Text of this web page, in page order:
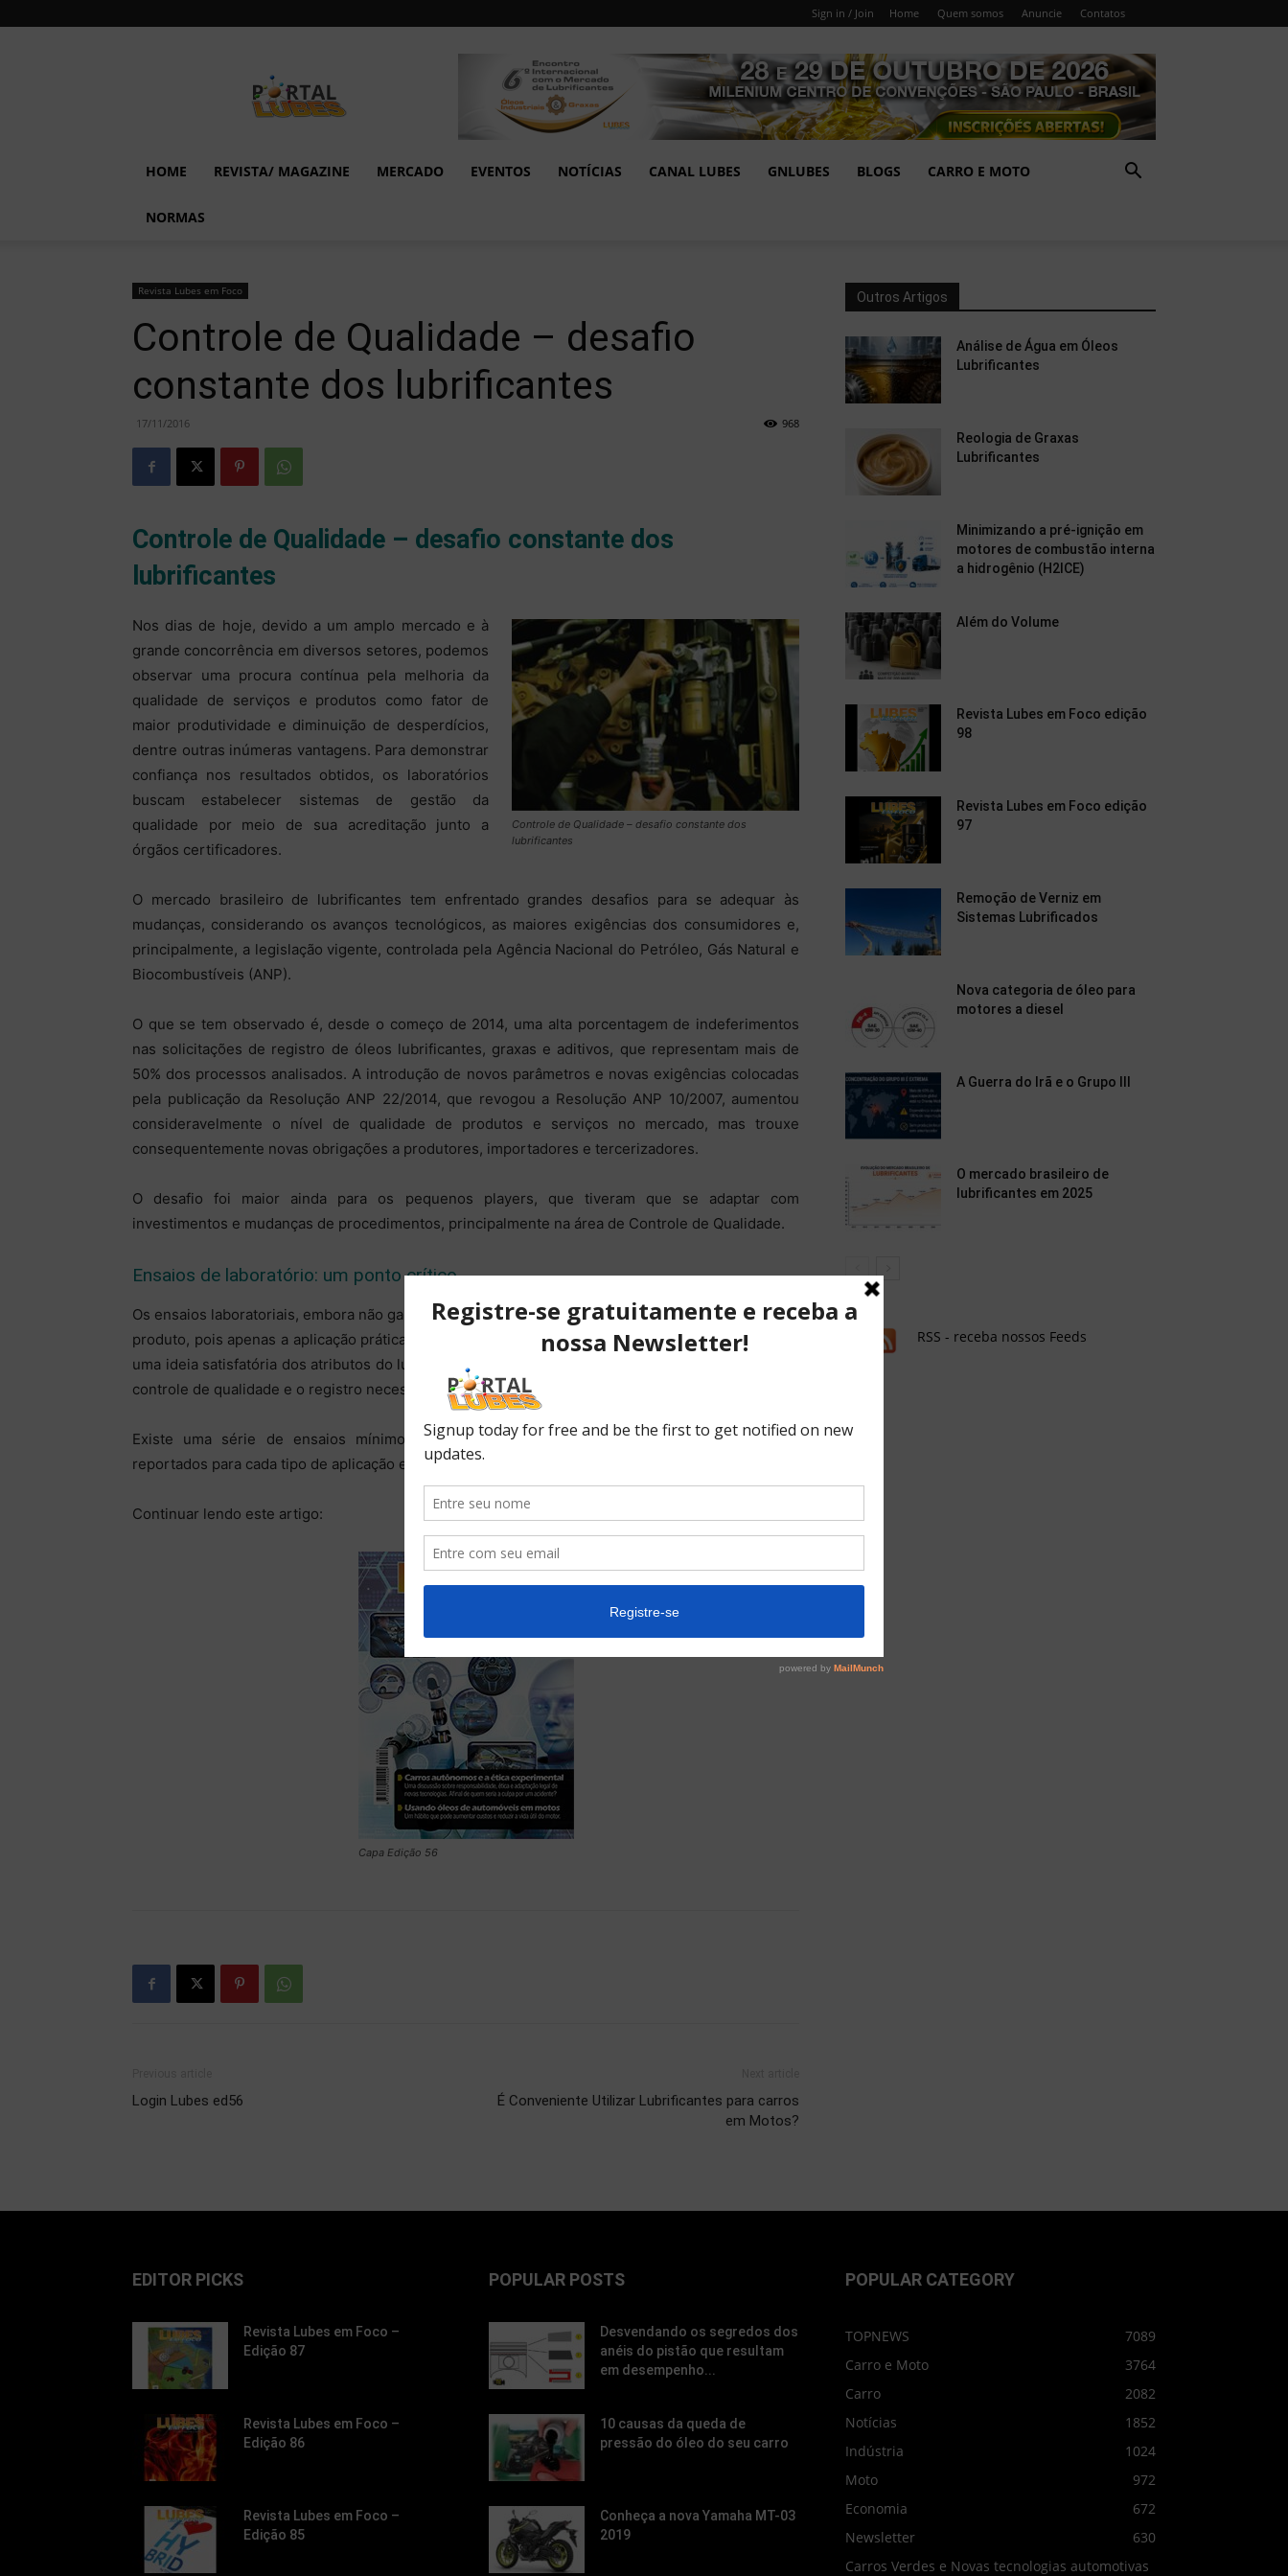
Sign in / Join Home Quem somos Anuncie Contatos
em
Foco
HOME REVISTA/ MAGAZINE MERCADO EVENTOS NOTÍCIAS CANAL LUBES GNLUBES BLOGS CARRO E MOTO
NORMAS
Revista Lubes em Foco
Controle de Qualidade – desafio
constante dos lubrificantes
17/11/2016 968
Controle de Qualidade – desafio constante dos
lubrificantes
Controle de Qualidade – desafio constante dos
lubrificantes
Nos dias de hoje, devido a um amplo mercado e à
grande concorrência em diversos setores, podemos
observar uma procura contínua pela melhoria da
qualidade de serviços e produtos como fator de
maior produtividade e diminuição de desperdícios,
dentre outras inúmeras vantagens. Para demonstrar
confiança nos resultados obtidos, os laboratórios
buscam estabelecer sistemas de gestão da
qualidade por meio de sua acreditação junto a
órgãos certificadores.
O mercado brasileiro de lubrificantes tem enfrentado grandes desafios para se adequar às
mudanças, considerando os avanços tecnológicos, as maiores exigências dos consumidores e,
principalmente, a legislação vigente, controlada pela Agência Nacional do Petróleo, Gás Natural e
Biocombustíveis (ANP).
O que se tem observado é, desde o começo de 2014, uma alta porcentagem de indeferimentos
nas solicitações de registro de óleos lubrificantes, graxas e aditivos, que representam mais de
50% dos processos analisados. A introdução de novos parâmetros e novas exigências colocadas
pela publicação da Resolução ANP 22/2014, que revogou a Resolução ANP 10/2007, aumentou
consideravelmente o nível de qualidade de produtos e serviços no mercado, mas trouxe
consequentemente novas obrigações a produtores, importadores e tercerizadores.
O desafio foi maior ainda para os pequenos players, que tiveram que se adaptar com
investimentos e mudanças de procedimentos, principalmente na área de Controle de Qualidade.
Ensaios de laboratório: um ponto crítico
Os ensaios laboratoriais, embora não garantam de forma inequívoca o desempenho satisfatório do
produto, pois apenas a aplicação prática demonstra o pleno funcionamento do óleo, permitem ter
uma ideia satisfatória dos atributos do lubrificante e, portanto, são de extrema importância para o
controle de qualidade e o registro necessário junto à ANP.
Existe uma série de ensaios mínimos que são requeridos e devem ser obrigatoriamente
reportados para cada tipo de aplicação especifica.
Continuar lendo este artigo:
Capa Edição 56
Login Lubes ed56
É Conveniente Utilizar Lubrificantes para carros
em Motos?
Outros Artigos
Análise de Água em Óleos
Lubrificantes
Reologia de Graxas
Lubrificantes
Minimizando a pré-ignição em
motores de combustão interna
a hidrogênio (H2ICE)
Além do Volume
Revista Lubes em Foco edição
98
Revista Lubes em Foco edição
97
Remoção de Verniz em
Sistemas Lubrificados
Nova categoria de óleo para
motores a diesel
A Guerra do Irã e o Grupo III
O mercado brasileiro de
lubrificantes em 2025
RSS - receba nossos Feeds
EDITOR PICKS
Revista Lubes em Foco –
Edição 87
Revista Lubes em Foco –
Edição 86
Revista Lubes em Foco –
Edição 85
POPULAR POSTS
Desvendando os segredos dos
anéis do pistão que resultam
em desempenho...
10 causas da queda de
pressão do óleo do seu carro
Conheça a nova Yamaha MT-03
2019
POPULAR CATEGORY
TOPNEWS
7089
Carro e Moto
3764
Carro
2082
Notícias
1852
Indústria
1024
Moto
972
Economia
672
Newsletter
630
Carros Verdes e Novas tecnologias automotivas